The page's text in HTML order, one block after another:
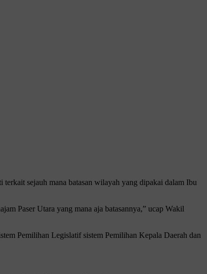
sejauh mana batasan wilayah yang dipakai dalam Ibu
Paser Utara yang mana aja batasannya,” ucap Wakil
Pemilihan Legislatif sistem Pemilihan Kepala Daerah dan